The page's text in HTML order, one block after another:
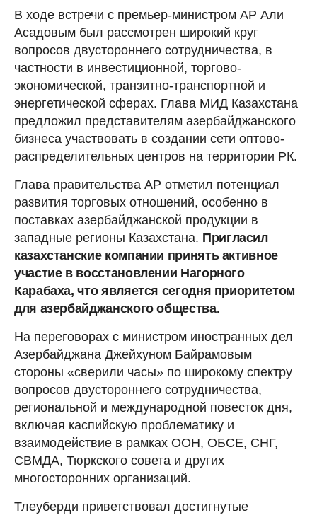
В ходе встречи с премьер-министром АР Али
Асадовым был рассмотрен широкий круг
вопросов двустороннего сотрудничества, в
частности в инвестиционной, торгово-
экономической, транзитно-транспортной и
энергетической сферах. Глава МИД Казахстана
предложил представителям азербайджанского
бизнеса участвовать в создании сети оптово-
распределительных центров на территории РК.
Глава правительства АР отметил потенциал
развития торговых отношений, особенно в
поставках азербайджанской продукции в
западные регионы Казахстана. Пригласил
казахстанские компании принять активное
участие в восстановлении Нагорного
Карабаха, что является сегодня приоритетом
для азербайджанского общества.
На переговорах с министром иностранных дел
Азербайджана Джейхуном Байрамовым
стороны «сверили часы» по широкому спектру
вопросов двустороннего сотрудничества,
региональной и международной повесток дня,
включая каспийскую проблематику и
взаимодействие в рамках ООН, ОБСЕ, СНГ,
СВМДА, Тюркского совета и других
многосторонних организаций.
Тлеуберди приветствовал достигнутые